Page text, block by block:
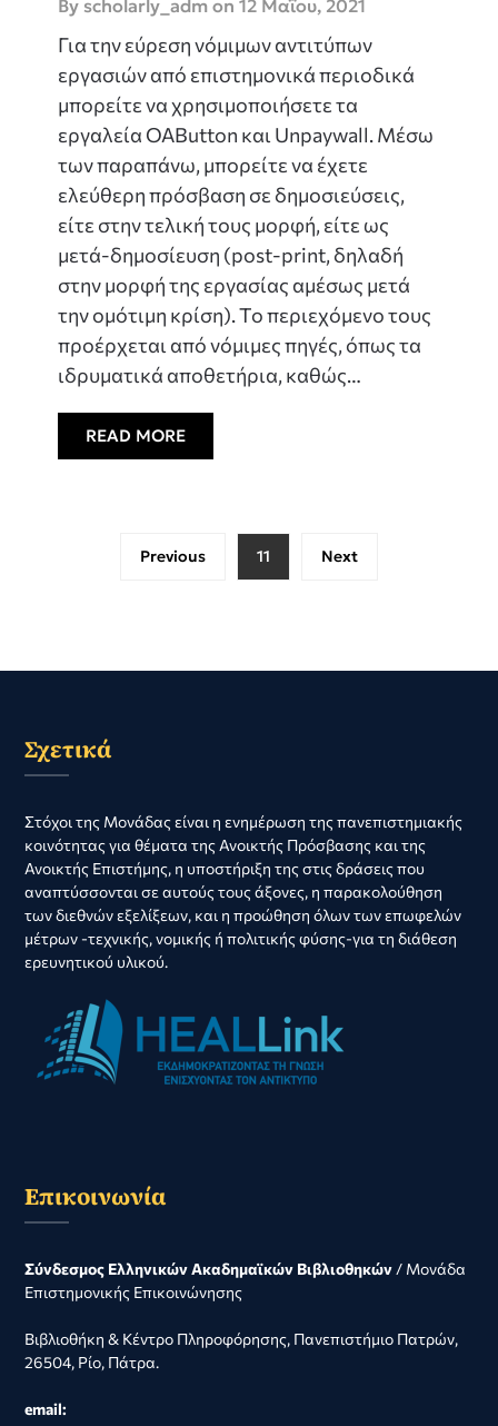
By scholarly_adm on 12 Μαΐου, 2021
Για την εύρεση νόμιμων αντιτύπων
εργασιών από επιστημονικά περιοδικά
μπορείτε να χρησιμοποιήσετε τα
εργαλεία OAButton και Unpaywall. Μέσω
των παραπάνω, μπορείτε να έχετε
ελεύθερη πρόσβαση σε δημοσιεύσεις,
είτε στην τελική τους μορφή, είτε ως
μετά-δημοσίευση (post-print, δηλαδή
στην μορφή της εργασίας αμέσως μετά
την ομότιμη κρίση). Το περιεχόμενο τους
προέρχεται από νόμιμες πηγές, όπως τα
ιδρυματικά αποθετήρια, καθώς…
READ MORE
Previous 11 Next
Σχετικά
Στόχοι της Μονάδας είναι η ενημέρωση της πανεπιστημιακής
κοινότητας για θέματα της Ανοικτής Πρόσβασης και της
Ανοικτής Επιστήμης, η υποστήριξη της στις δράσεις που
αναπτύσσονται σε αυτούς τους άξονες, η παρακολούθηση
των διεθνών εξελίξεων, και η προώθηση όλων των επωφελών
μέτρων -τεχνικής, νομικής ή πολιτικής φύσης-για τη διάθεση
ερευνητικού υλικού.
Επικοινωνία
Σύνδεσμος Ελληνικών Ακαδημαϊκών Βιβλιοθηκών / Μονάδα
Επιστημονικής Επικοινώνησης
Βιβλιοθήκη & Κέντρο Πληροφόρησης, Πανεπιστήμιο Πατρών,
26504, Ρίο, Πάτρα.
email: